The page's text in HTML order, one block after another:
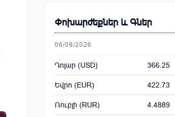
Փոխարժեքներ և Գներ
06/08/2026
Դոլար (USD) 366.25
Եվրո (EUR) 422.73
Ռուբլի (RUR) 4.4889